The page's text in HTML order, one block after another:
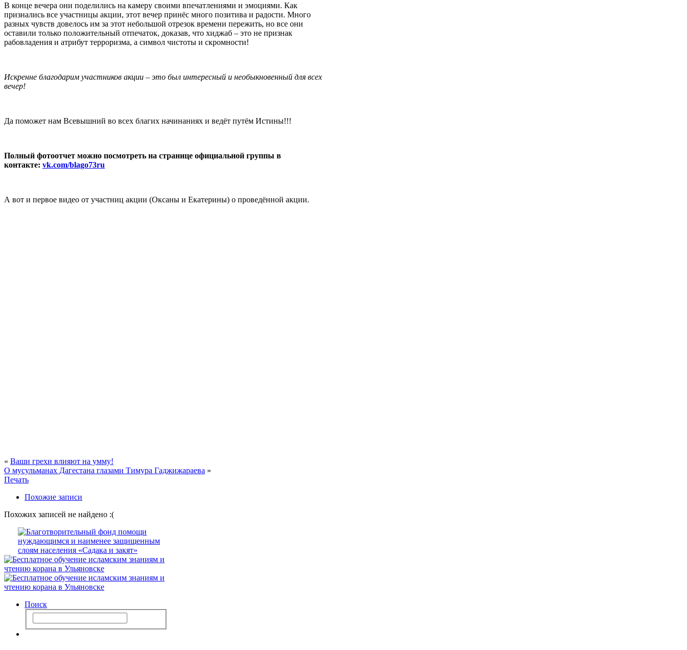
В конце вечера они поделились на камеру своими впечатлениями и эмоциями. Как
признались все участницы акции, этот вечер принёс много позитива и радости. Много
разных чувств довелось им за этот небольшой отрезок времени пережить, но все они
оставили только положительный отпечаток, доказав, что хиджаб – это не признак
рабовладения и атрибут терроризма, а символ чистоты и скромности!
Искренне благодарим участников акции – это был интересный и необыкновенный для всех
вечер!
Да поможет нам Всевышний во всех благих начинаниях и ведёт путём Истины!!!
Полный фотоотчет можно посмотреть на странице официальной группы в
контакте: vk.com/blago73ru
А вот и первое видео от участниц акции (Оксаны и Екатерины) о проведённой акции.
« Ваши грехи влияют на умму!
О мусульманах Дагестана глазами Тимура Гаджижараева »
Печать
Похожие записи
Похожих записей не найдено :(
Поиск